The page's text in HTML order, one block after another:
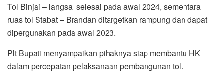
Tol Binjai – langsa selesai pada awal 2024, sementara
ruas tol Stabat – Brandan ditargetkan rampung dan dapat
dipergunakan pada awal 2023.
Plt Bupati menyampaikan pihaknya siap membantu HK
dalam percepatan pelaksanaan pembangunan tol.